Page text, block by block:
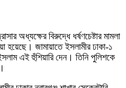
অধ্যক্ষের বিরুদ্ধে ধর্ষণচেষ্টার মামলা
হয়েছে। জামায়াতে ইসলামীর ঢাকা-১
এই হুঁশিয়ারি দেন। তিনি পুলিশকে